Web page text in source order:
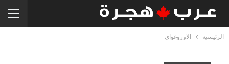
الرئيسية الاوروغواي